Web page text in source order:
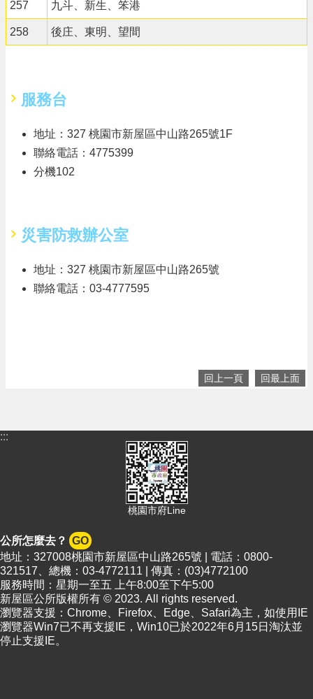
257 九斗、新生、笨港
258 後庄、東明、望間
服務台
地址：327 桃園市新屋區中山路265號1F
聯絡電話：4775399
分機102
災害防救辦公室
地址：327 桃園市新屋區中山路265號
聯絡電話：03-4777595
回上一頁 回最上面
:::
桃園市府Line
公所怎麼去？ GO
地址：327008桃園市新屋區中山路265號 | 電話：0800-
321517、總機：03-4772111 | 傳真：(03)4772100
服務時間：星期一至五 上午8:00至下午5:00
新屋區公所版權所有 © 2023. All rights reserved.
瀏覽器支援：Chrome、Firefox、Edge、Safari為主，如使用IE
瀏覽器Win7已不再支援IE，Win10已於2022年6月15日淘汰並
停止支援IE。